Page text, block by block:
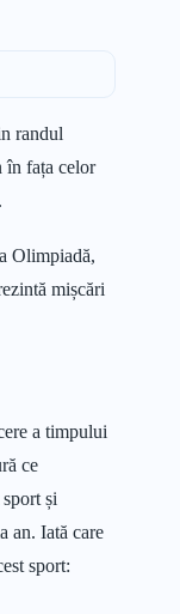
randul
în fața celor
Olimpiadă,
mișcări
a timpului
ce
și
an. Iată care
sport: